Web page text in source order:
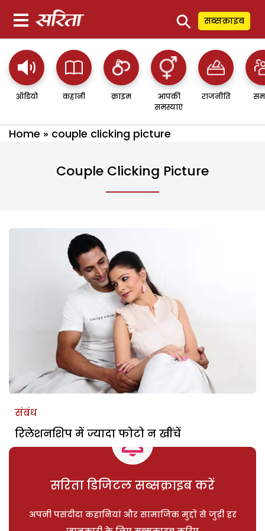
⚲ सब्सक्राइब
ऑडियो कहानी क्राइम
आपकी
समस्याएं
राजनीति
Home » couple clicking picture
Couple Clicking Picture
संबंध
रिलेशनशिप में ज्यादा फोटो न खींचें
सरिता डिजिटल सब्सक्राइब करें
अपनी पसंदीदा कहानियां और सामाजिक मुद्दों से जुड़ी हर